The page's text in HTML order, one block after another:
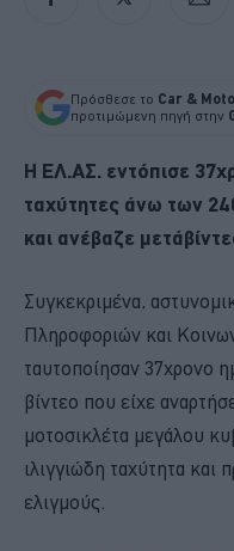
Πρόσθεσε το Car &
προτιμώμενη πηγή στην
Η ΕΛ.ΑΣ. εντόπισε
ταχύτητες άνω των
και ανέβαζε
Συγκεκριμένα,
Πληροφοριών και
ταυτοποίησαν 37χρονο
βίντεο που είχε
μοτοσικλέτα μεγάλου
ιλιγγιώδη ταχύτητα και
ελιγμούς.